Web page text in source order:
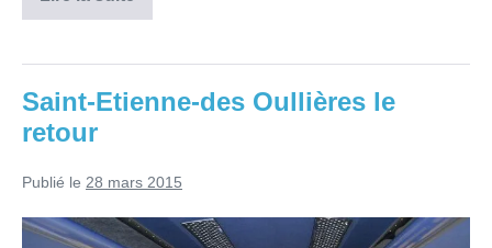
Saint-Etienne-des Oullières le
retour
Publié le 28 mars 2015